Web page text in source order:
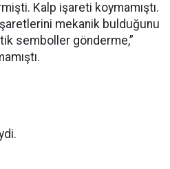
Kalp işareti koymamıştı.
mekanik bulduğunu
semboller gönderme,”